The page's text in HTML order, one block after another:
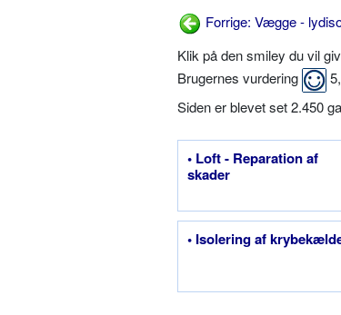
Forrige: Vægge -
Klik på den smiley du vil
Brugernes vurdering
Siden er blevet set 2.450
• Loft - Reparation af
skader
• Isolering af